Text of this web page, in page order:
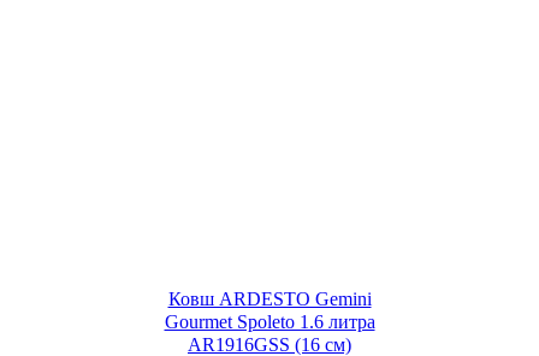
Ковш ARDESTO Gemini
Gourmet Spoleto 1.6 литра
AR1916GSS (16 см)